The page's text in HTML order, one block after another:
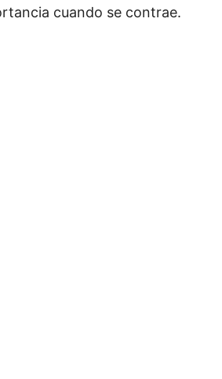
cuando se contrae.